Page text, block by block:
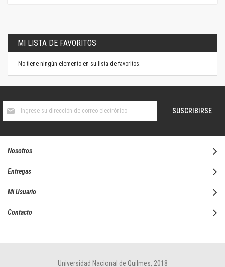
MI LISTA DE FAVORITOS
No tiene ningún elemento en su lista de favoritos.
boletín
SUSCRIBIRSE
Nosotros
Entregas
Mi Usuario
Contacto
Universidad Nacional de Quilmes, 2018